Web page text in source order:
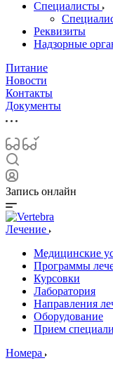
Специалисты
Реквизиты
Надзорные
Питание
Новости
Контакты
Документы
Запись онлайн
Лечение
Медицинские
Программы
Курсовки
Лаборатория
Направления
Оборудование
Прием
Номера